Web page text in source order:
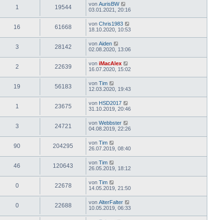
1 19544 von AurisBW
03.01.2021, 20:16
16 61668 von Chris1983
18.10.2020, 10:53
3 28142 von Aiden
02.08.2020, 13:06
2 22639 von iMacAlex
16.07.2020, 15:02
19 56183 von Tim
12.03.2020, 19:43
1 23675 von HSD2017
31.10.2019, 20:46
3 24721 von Webbster
04.08.2019, 22:26
90 204295 von Tim
26.07.2019, 08:40
46 120643 von Tim
26.05.2019, 18:12
0 22678 von Tim
14.05.2019, 21:50
0 22688 von AlterFalter
10.05.2019, 06:33